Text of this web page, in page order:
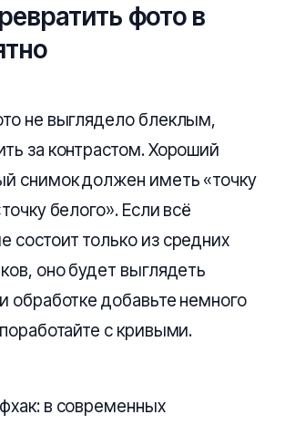
фото в
не выглядело блеклым,
за контрастом. Хороший
снимок должен иметь «точку
белого». Если всё
состоит только из средних
оно будет выглядеть
обработке добавьте немного
с кривыми.
в современных